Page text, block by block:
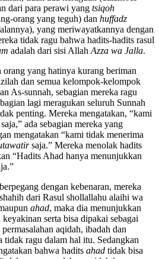
tidak ada keraguan (dalam As-
dari para perawi yangtsiqoh
orang yang teguh) danhuffadz
yang meriwayatkannya dengan
tidak ragu bahwa hadits-hadits rasul
yang hatinya kurang beriman
dan semua kelompok-kelompok
As-sunnah, sebagian mereka ragu
lagi meragukan seluruh Sunnah
penting. Mereka mengatakan, “kami
ada sebagian mereka yang
mengatakan “kami tidak menerima
saja.” Mereka menolak hadits
“Hadits Ahad hanya menunjukkan
dengan kebenaran, mereka
dari Rasul shollallahu alaihi wa
ahad, maka dia menunjukkan
serta bisa dipakai sebagai
aqidah, ibadah dan
tidak ragu dalam hal itu. Sedangkan